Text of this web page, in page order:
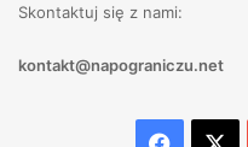
Skontaktuj się z nami:
kontakt@napograniczu.net